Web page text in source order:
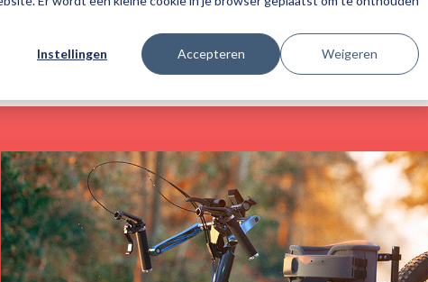
Instellingen Accepteren Weigeren
ProduitsServices Découvrir Visiativ Support Technique